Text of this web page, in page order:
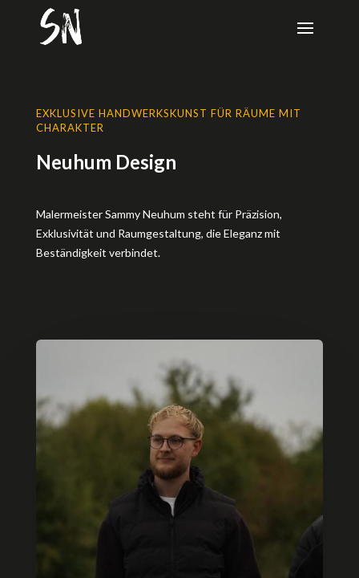
EXKLUSIVE HANDWERKSKUNST FÜR RÄUME MIT
CHARAKTER
Neuhum Design
Malermeister Sammy Neuhum steht für Präzision,
Exklusivität und Raumgestaltung, die Eleganz mit
Beständigkeit verbindet.